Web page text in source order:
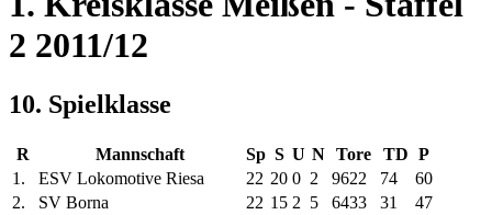
2 2011/12
10. Spielklasse
R Mannschaft Sp S U N Tore TD P
1.
ESV Lokomotive Riesa 22 20 0 2 9622 74
60
2.
SV Borna 22 15 2 5 6433 31
47